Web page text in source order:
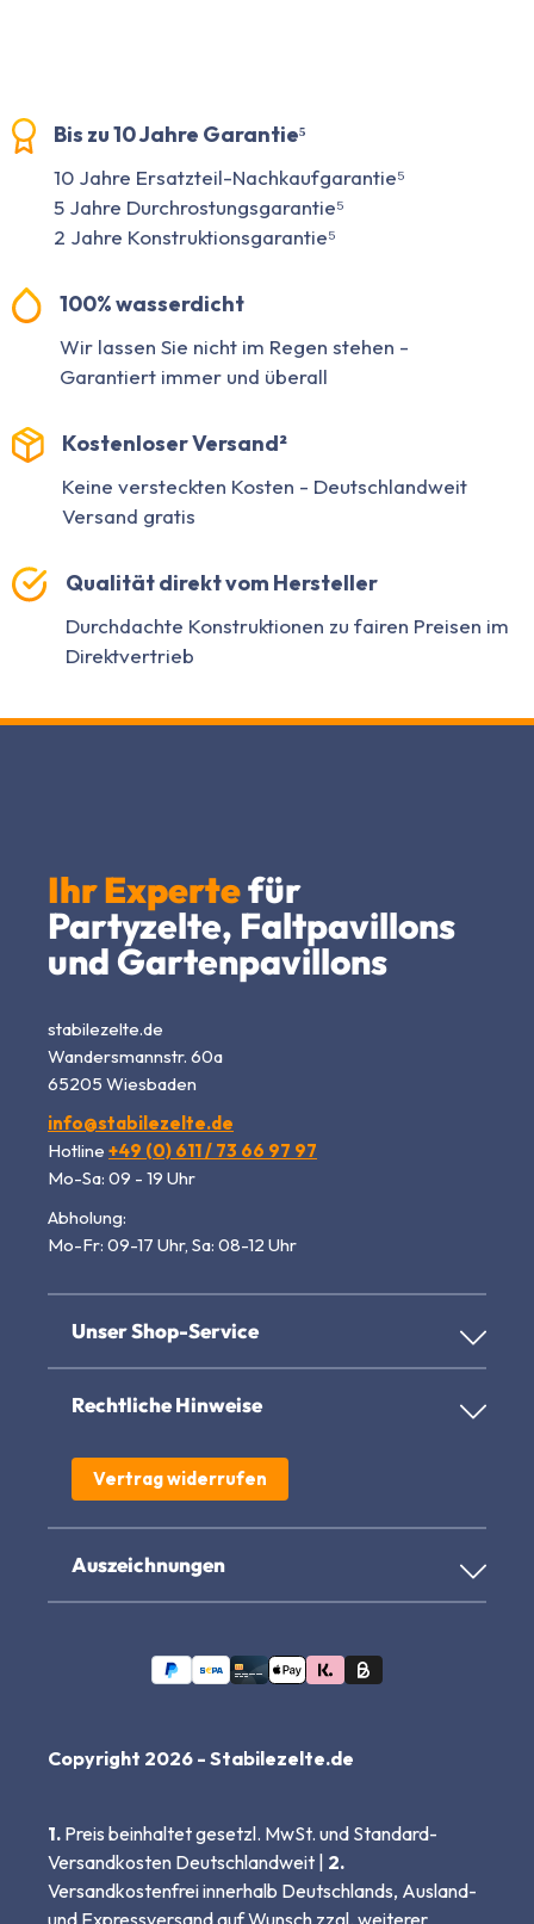
Bis zu 10 Jahre Garantie⁵
10 Jahre Ersatzteil-Nachkaufgarantie⁵
5 Jahre Durchrostungsgarantie⁵
2 Jahre Konstruktionsgarantie⁵
100% wasserdicht
Wir lassen Sie nicht im Regen stehen -
Garantiert immer und überall
Kostenloser Versand²
Keine versteckten Kosten - Deutschlandweit
Versand gratis
Qualität direkt vom Hersteller
Durchdachte Konstruktionen zu fairen Preisen im
Direktvertrieb
Ihr Expertefür
Partyzelte, Faltpavillons
und Gartenpavillons
stabilezelte.de
Wandersmannstr. 60a
65205 Wiesbaden
info@stabilezelte.de
Hotline +49 (0) 611 / 73 66 97 97
Mo-Sa: 09 - 19 Uhr
Abholung:
Mo-Fr: 09-17 Uhr, Sa: 08-12 Uhr
Unser Shop-Service
Rechtliche Hinweise
Vertrag widerrufen
Auszeichnungen
Copyright 2026 - Stabilezelte.de
1. Preis beinhaltet gesetzl. MwSt. und Standard-
Versandkosten Deutschlandweit | 2.
Versandkostenfrei innerhalb Deutschlands, Ausland-
und Expressversand auf Wunsch zzgl. weiterer